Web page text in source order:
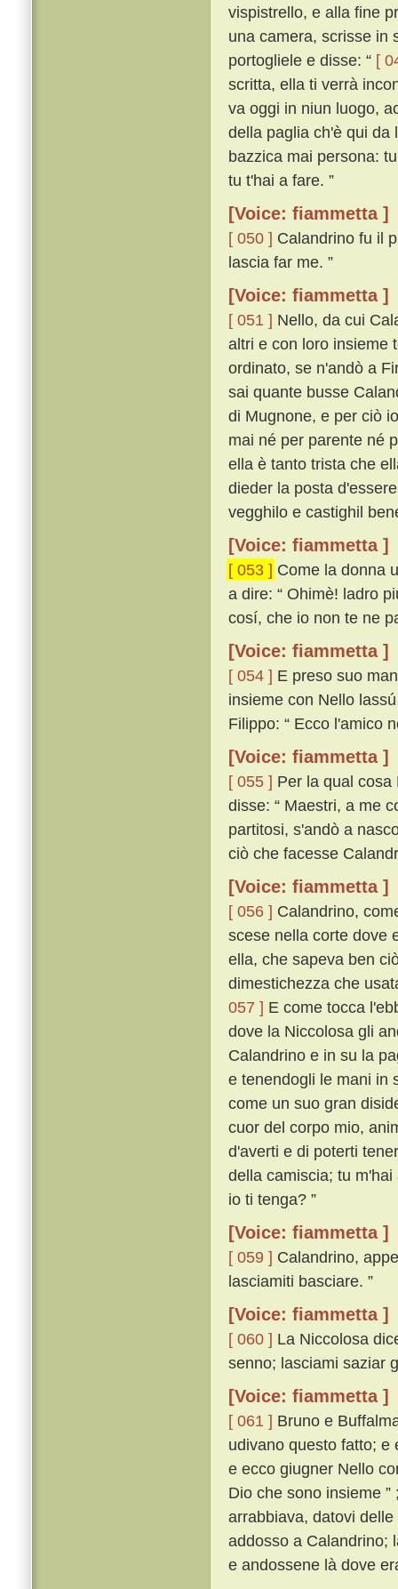
vispistrello, e alla fine
una camera, scrisse in
portogliele e disse: “ [
scritta, ella ti verrà
va oggi in niun luogo,
della paglia ch'è qui da
bazzica mai persona:
tu t'hai a fare. ”
[Voice: fiammetta ]
[ 050 ] Calandrino fu il
lascia far me. ”
[Voice: fiammetta ]
[ 051 ] Nello, da cui
altri e con loro insieme
ordinato, se n'andò a
sai quante busse
di Mugnone, e per ciò
mai né per parente né
ella è tanto trista che
dieder la posta
vegghilo e castighil
[Voice: fiammetta ]
[ 053 ] Come la donna
a dire: “ Ohimè! ladro
cosí, che io non te ne
[Voice: fiammetta ]
[ 054 ] E preso suo
insieme con Nello
Filippo: “ Ecco l'amico
[Voice: fiammetta ]
[ 055 ] Per la qual
disse: “ Maestri, a me
partitosi, s'andò a
ciò che facesse
[Voice: fiammetta ]
[ 056 ] Calandrino,
scese nella corte dove
ella, che sapeva ben
dimestichezza che
057 ] E come tocca
dove la Niccolosa gli
Calandrino e in su la
e tenendogli le mani in
come un suo gran
cuor del corpo mio,
d'averti e di poterti
della camiscia; tu
io ti tenga? ”
[Voice: fiammetta ]
[ 059 ] Calandrino,
lasciamiti basciare. ”
[Voice: fiammetta ]
[ 060 ] La Niccolosa
senno; lasciami saziar
[Voice: fiammetta ]
[ 061 ] Bruno e
udivano questo fatto; e
e ecco giugner Nello
Dio che sono insieme
arrabbiava, datovi
addosso a Calandrino;
e andossene là dove